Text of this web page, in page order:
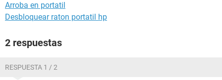
Arroba en portatil
Desbloquear raton portatil hp
2 respuestas
RESPUESTA 1 / 2